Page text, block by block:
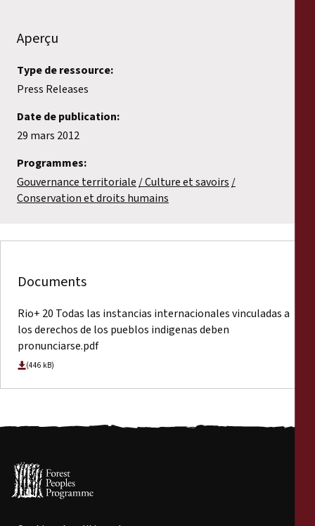
Aperçu
Type de ressource:
Press Releases
Date de publication:
29 mars 2012
Programmes:
Gouvernance territoriale Culture et savoirs
Conservation et droits humains
Documents
Rio+ 20 Todas las instancias internacionales vinculadas a
los derechos de los pueblos indigenas deben
pronunciarse.pdf
(446 kB)